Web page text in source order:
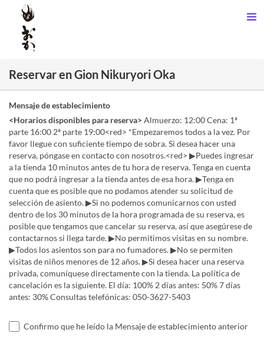
Reservar en Gion Nikuryori Oka
Mensaje de establecimiento
<Horarios disponibles para reserva> Almuerzo: 12:00 Cena: 1ª
parte 16:00 2ª parte 19:00<red> *Empezaremos todos a la vez. Por
favor llegue con suficiente tiempo de sobra. Si desea hacer una
reserva, póngase en contacto con nosotros.<red> ▶Puedes ingresar
a la tienda 10 minutos antes de tu hora de reserva. Tenga en cuenta
que no podrá ingresar a la tienda antes de esa hora. ▶Tenga en
cuenta que es posible que no podamos atender su solicitud de
selección de asiento. ▶Si no podemos comunicarnos con usted
dentro de los 30 minutos de la hora programada de su reserva, es
posible que tengamos que cancelar su reserva, así que asegúrese de
contactarnos si llega tarde. ▶︎No permitimos visitas en su nombre.
▶Todos los asientos son para no fumadores. ▶No se permiten
visitas de niños menores de 12 años. ▶Si desea hacer una reserva
privada, comuníquese directamente con la tienda. La política de
cancelación es la siguiente. El día: 100% 2 días antes: 50% 7 días
antes: 30% Consultas telefónicas: 050-3627-5403
Confirmo que he leído la Mensaje de establecimiento anterior